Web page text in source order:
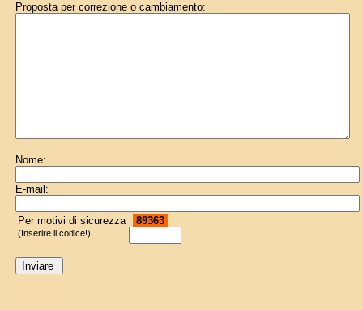
Proposta per correzione o cambiamento:
Nome:
E-mail:
Per motivi di sicurezza
(Inserire il codice!):
89363